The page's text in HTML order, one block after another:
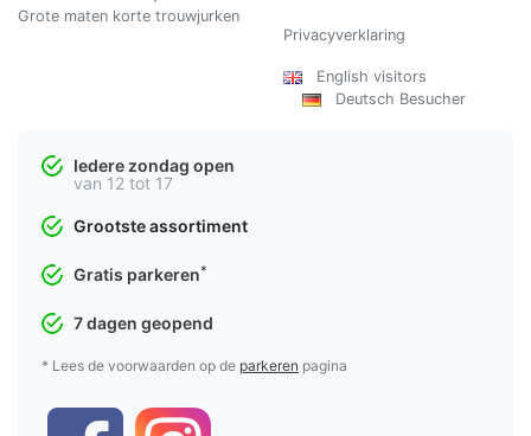
Grote maten korte trouwjurken
Privacyverklaring
English visitors
Deutsch Besucher
Iedere zondag open
van 12 tot 17
Grootste assortiment
Gratis parkeren*
7 dagen geopend
* Lees de voorwaarden op de parkeren pagina